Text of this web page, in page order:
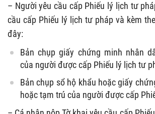
– Người yêu cầu cấp Phiếu lý lịch tư
cầu cấp Phiếu lý lịch tư pháp và kèm
đây:
Bản chụp giấy chứng minh nhân
của người được cấp Phiếu lý lịch tư
Bản chụp sổ hộ khẩu hoặc giấy
hoặc tạm trú của người được cấp